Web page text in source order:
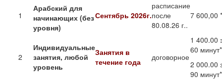
1
Арабский для
начинающих (без
уровня)
Сентябрь 2026г.
расписание
после
80.08.26 г..
7 600,00 *
2
Индивидуальные
занятия, любой
уровень
Занятия в
течение года
договорное
1 400.00
60
2 000.00
90